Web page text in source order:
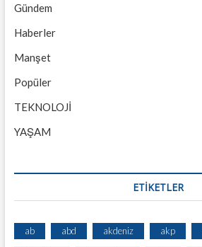
Gündem
Haberler
Manşet
Popüler
TEKNOLOJİ
YAŞAM
ETİKETLER
ab abd akdeniz akp